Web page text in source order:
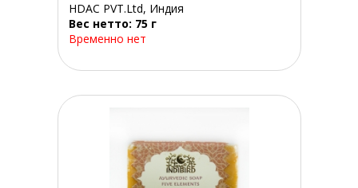
HDAC PVT.Ltd, Индия
Вес нетто: 75 г
Временно нет